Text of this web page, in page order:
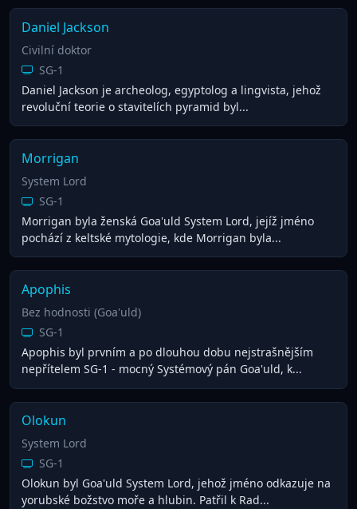
Daniel Jackson
Civilní doktor
SG-1
Daniel Jackson je archeolog, egyptolog a lingvista, jehož
revoluční teorie o stavitelích pyramid byl...
Morrigan
System Lord
SG-1
Morrigan byla ženská Goa'uld System Lord, jejíž jméno
pochází z keltské mytologie, kde Morrigan byla...
Apophis
Bez hodnosti (Goa'uld)
SG-1
Apophis byl prvním a po dlouhou dobu nejstrašnějším
nepřítelem SG-1 - mocný Systémový pán Goa'uld, k...
Olokun
System Lord
SG-1
Olokun byl Goa'uld System Lord, jehož jméno odkazuje na
yorubské božstvo moře a hlubin. Patřil k Rad...